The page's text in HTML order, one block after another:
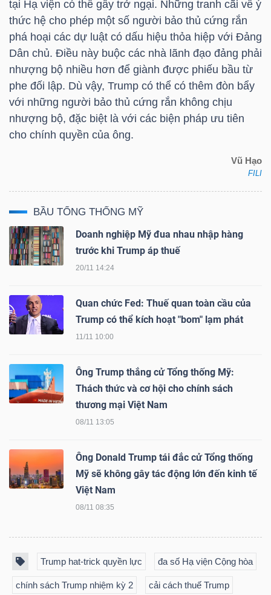
tại Hạ viện có thể gây trở ngại. Những tranh cãi về ý
thức hệ cho phép một số người bảo thủ cứng rắn
phá hoại các dự luật có dấu hiệu thỏa hiệp với Đảng
Dân chủ. Điều này buộc các nhà lãnh đạo đảng phải
nhượng bộ nhiều hơn để giành được phiếu bầu từ
phe đối lập. Dù vậy, Trump có thể có thêm đòn bẩy
với những người bảo thủ cứng rắn không chịu
nhượng bộ, đặc biệt là với các biện pháp ưu tiên
cho chính quyền của ông.
Vũ Hạo
FILI
BẦU TỔNG THỐNG MỸ
Doanh nghiệp Mỹ đua nhau nhập hàng
trước khi Trump áp thuế
20/11 14:24
Quan chức Fed: Thuế quan toàn cầu của
Trump có thể kích hoạt "bom" lạm phát
11/11 10:00
Ông Trump thắng cử Tổng thống Mỹ:
Thách thức và cơ hội cho chính sách
thương mại Việt Nam
08/11 13:05
Ông Donald Trump tái đắc cử Tổng thống
Mỹ sẽ không gây tác động lớn đến kinh tế
Việt Nam
08/11 08:35
Trump hat-trick quyền lực đa số Hạ viện Cộng hòa
chính sách Trump nhiệm kỳ 2 cải cách thuế Trump
TRÁI
PHIẾU
CÔNG
CỤ
TRUY
XUẤT
DỮ
Ngành
(-)
SECTOR
NĂNG
LƯỢNG
LIỆU